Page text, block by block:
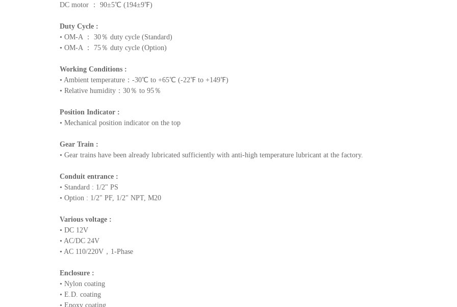
DC motor ： 90±5℃ (194±9℉)
Duty Cycle :
• OM-A ： 30％ duty cycle (Standard)
• OM-A ： 75％ duty cycle (Option)
Working Conditions :
• Ambient temperature：-30℃ to +65℃ (-22℉ to +149℉)
• Relative humidity：30％ to 95％
Position Indicator :
• Mechanical position indicator on the top
Gear Train :
• Gear trains have been already lubricated sufficiently with anti-high temperature lubricant at the factory.
Conduit entrance :
• Standard : 1/2" PS
• Option : 1/2" PF, 1/2" NPT, M20
Various voltage :
• DC 12V
• AC/DC 24V
• AC 110/220V，1-Phase
Enclosure :
• Nylon coating
• E.D. coating
• Epoxy coating